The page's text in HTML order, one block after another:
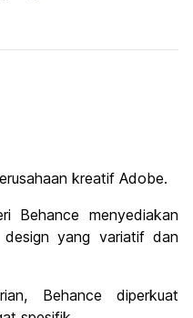
kreatif Adobe.
Behance menyediakan
yang variatif dan
Behance diperkuat